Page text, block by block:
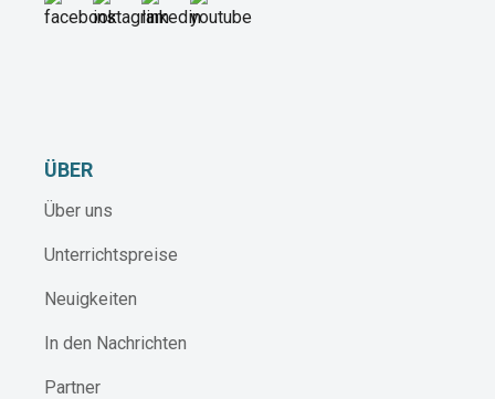
ÜBER
Über uns
Unterrichtspreise
Neuigkeiten
In den Nachrichten
Partner